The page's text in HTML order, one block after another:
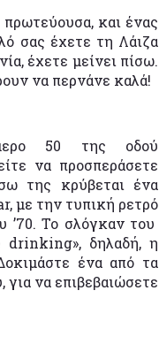
πρωτεύουσα, και ένας
σας έχετε τη Λάιζα
έχετε μείνει πίσω.
να περνάνε καλά!
50 της οδού
να προσπεράσετε
της κρύβεται ένα
με την τυπική ρετρό
’70. Το σλόγκαν του
δηλαδή, η
ένα από τα
να επιβεβαιώσετε